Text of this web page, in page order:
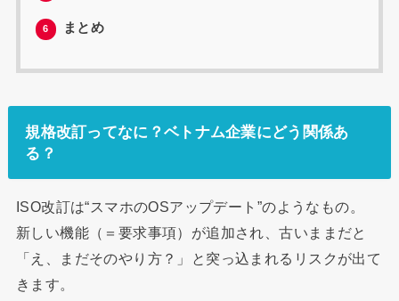
6 まとめ
規格改訂ってなに？ベトナム企業にどう関係あ
る？
ISO改訂は“スマホのOSアップデート”のようなもの。
新しい機能（＝要求事項）が追加され、古いままだと
「え、まだそのやり方？」と突っ込まれるリスクが出て
きます。